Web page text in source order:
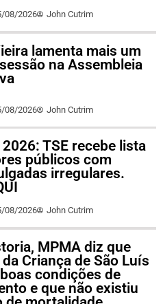
08/2026 John Cutrim
lamenta mais um
na Assembleia
08/2026 John Cutrim
2026: TSE recebe lista
públicos com
irregulares.
08/2026 John Cutrim
MPMA diz que
Criança de São Luís
condições de
e que não existiu